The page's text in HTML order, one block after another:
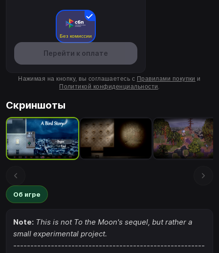
Без комиссии
Перейти к оплате
Нажимая на кнопку, вы соглашаетесь с Правилами покупки и
Политикой конфиденциальности.
Скриншоты
Об игре
Note: This is not To the Moon's sequel, but rather a
small experimental project.
--------------------------------------------------------